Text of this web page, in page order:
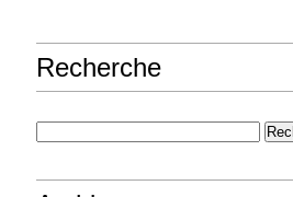
Recherche